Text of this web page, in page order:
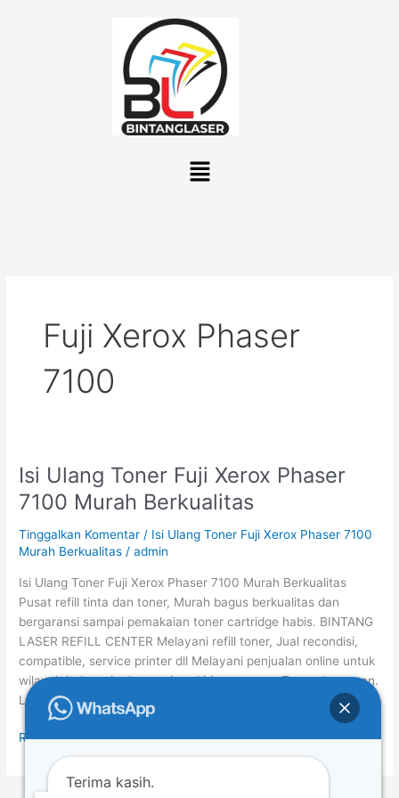
Menu
Fuji Xerox Phaser
7100
Isi Ulang Toner Fuji Xerox Phaser
7100 Murah Berkualitas
Tinggalkan Komentar / Isi Ulang Toner Fuji Xerox Phaser 7100
Murah Berkualitas /admin
Isi Ulang Toner Fuji Xerox Phaser 7100 Murah Berkualitas
Pusat refill tinta dan toner, Murah bagus berkualitas dan
bergaransi sampai pemakaian toner cartridge habis. BINTANG
LASER REFILL CENTER Melayani refill toner, Jual recondisi,
compatible, service printer dll Melayani penjualan online untuk
wilayah indonesia dengan jasa kiriman cepat, Tepat dan aman.
LAYANAN ANTAR UNTUK WILAYAH DKI. […]
Isi
Ulang
Toner
Fuji
Xerox
7100
Murah
Berkualitas
Read More »
Terima kasih.